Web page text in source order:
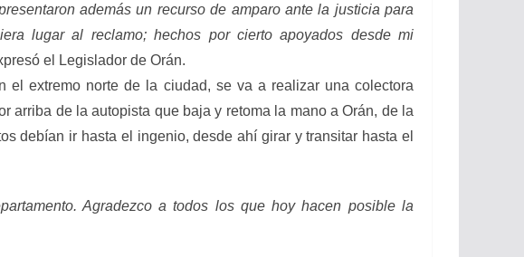
además un recurso de amparo ante la justicia para
lugar al reclamo; hechos por cierto apoyados desde mi
el Legislador de Orán.
el extremo norte de la ciudad, se va a realizar una colectora
arriba de la autopista que baja y retoma la mano a Orán, de la
debían ir hasta el ingenio, desdeahí girar y transitar hasta el
Agradezco a todos los que hoy hacen posible la